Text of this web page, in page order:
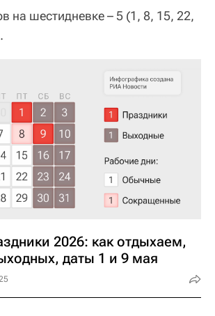
на шестидневке – 5 (1, 8, 15, 22,
2026: как отдыхаем,
даты 1 и 9 мая